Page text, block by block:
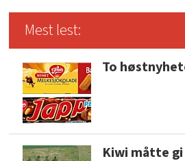
Mest lest:
To
Kiwi måtte